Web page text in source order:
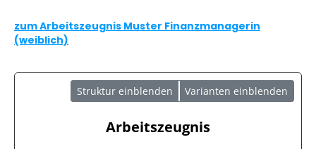
zum Arbeitszeugnis Muster Finanzmanagerin
(weiblich)
Struktur einblenden Varianten einblenden
Arbeitszeugnis